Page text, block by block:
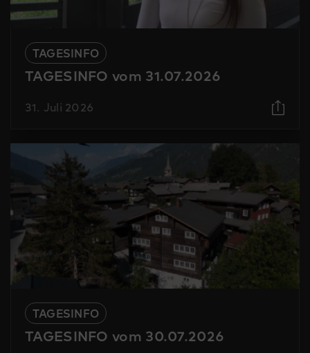
TAGESINFO
TAGESINFO vom 31.07.2026
31. Juli 2026
TAGESINFO
TAGESINFO vom 30.07.2026